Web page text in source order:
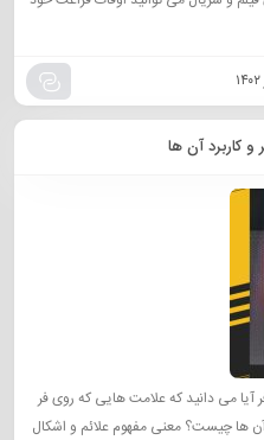
کاربرد آن ها
آیا می دانید که علامت هایی که روی فر
ها چیست؟ معنی مفهوم علائم و اشکال